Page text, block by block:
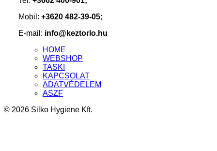
Mobil: +3620 482-39-05;
E-mail: info@keztorlo.hu
HOME
WEBSHOP
TASKI
KAPCSOLAT
ADATVÉDELEM
ASZF
© 2026 Silko Hygiene Kft.